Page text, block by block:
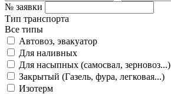
№ заявки
Тип транспорта
Все типы
Автовоз, эвакуатор
Для наливных
Для насыпных (самосвал, зерновоз...)
Закрытый (Газель, фура, легковая...)
Изотерм